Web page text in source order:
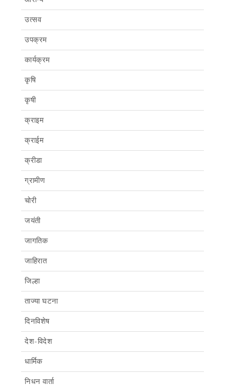
उत्सव
उपक्रम
कार्यक्रम
कृषि
कृषी
क्राइम
क्राईम
क्रीडा
ग्रामीण
चोरी
जयंती
जागतिक
जाहिरात
जिल्हा
ताज्या घटना
दिनविशेष
देश-विदेश
धार्मिक
निधन वार्ता